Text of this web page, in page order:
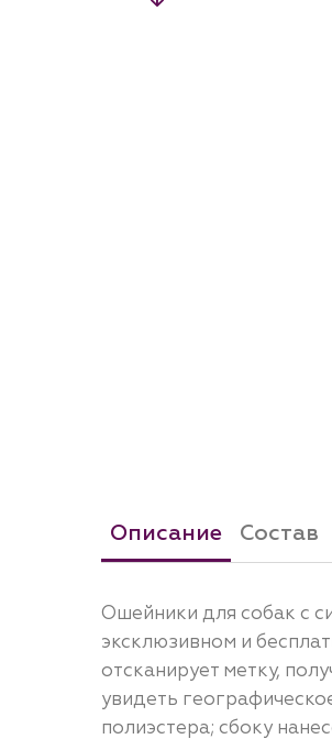
Описание Состав
Ошейники для собак с
эксклюзивном и
отсканирует метку,
увидеть
полиэстера; сбоку